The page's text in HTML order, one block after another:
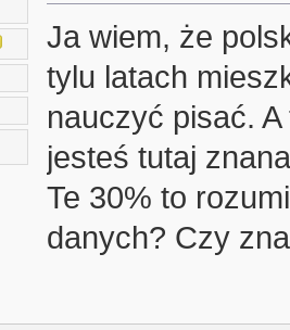
Ja wiem, że
tylu latach
nauczyć pisać.
jesteś tutaj
Te 30% to
danych? Czy